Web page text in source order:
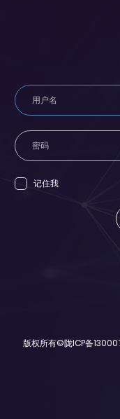
记住我
版权所有©陇ICP备